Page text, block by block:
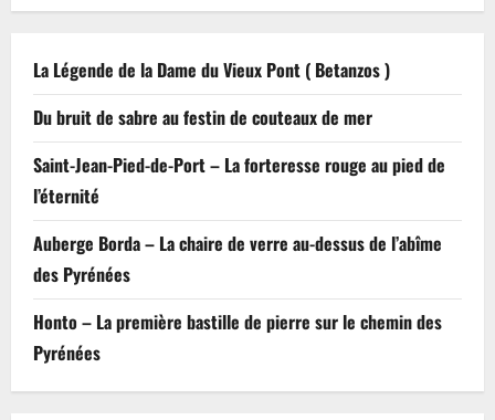
La Légende de la Dame du Vieux Pont ( Betanzos )
Du bruit de sabre au festin de couteaux de mer
Saint-Jean-Pied-de-Port – La forteresse rouge au pied de
l’éternité
Auberge Borda – La chaire de verre au-dessus de l’abîme
des Pyrénées
Honto – La première bastille de pierre sur le chemin des
Pyrénées